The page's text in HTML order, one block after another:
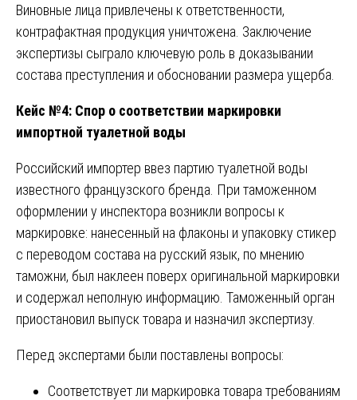
Виновные лица привлечены к ответственности,
контрафактная продукция уничтожена. Заключение
экспертизы сыграло ключевую роль в доказывании
состава преступления и обосновании размера ущерба.
Кейс №4: Спор о соответствии маркировки
импортной туалетной воды
Российский импортер ввез партию туалетной воды
известного французского бренда. При таможенном
оформлении у инспектора возникли вопросы к
маркировке: нанесенный на флаконы и упаковку стикер
с переводом состава на русский язык, по мнению
таможни, был наклеен поверх оригинальной маркировки
и содержал неполную информацию. Таможенный орган
приостановил выпуск товара и назначил экспертизу.
Перед экспертами были поставлены вопросы:
Соответствует ли маркировка товара требованиям